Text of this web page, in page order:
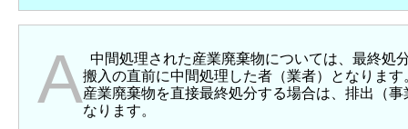
A 中間処理された産業廃棄物については、最終処
搬入の直前に中間処理した者（業者）となります
産業廃棄物を直接最終処分する場合は、排出（事
なります。